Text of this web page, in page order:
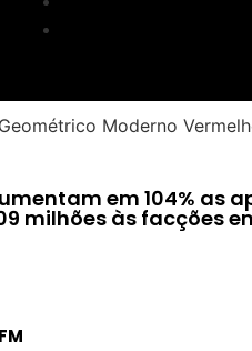
em 104% as
milhões às facções